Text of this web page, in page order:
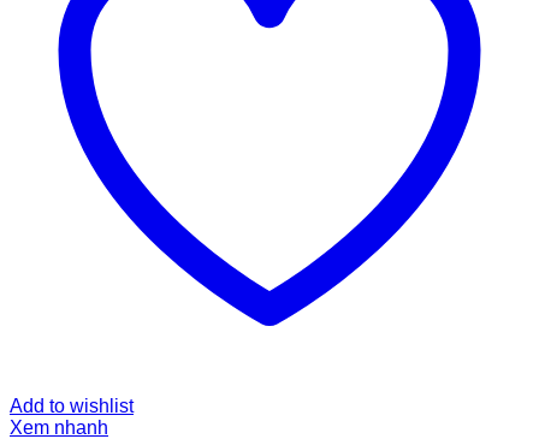
Add to wishlist
Xem nhanh